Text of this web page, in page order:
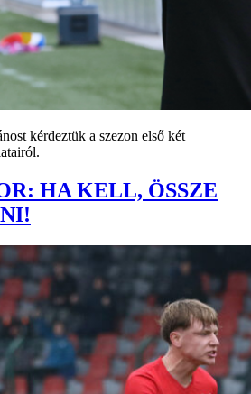
kérdeztük a szezon első két
HA KELL, ÖSSZE